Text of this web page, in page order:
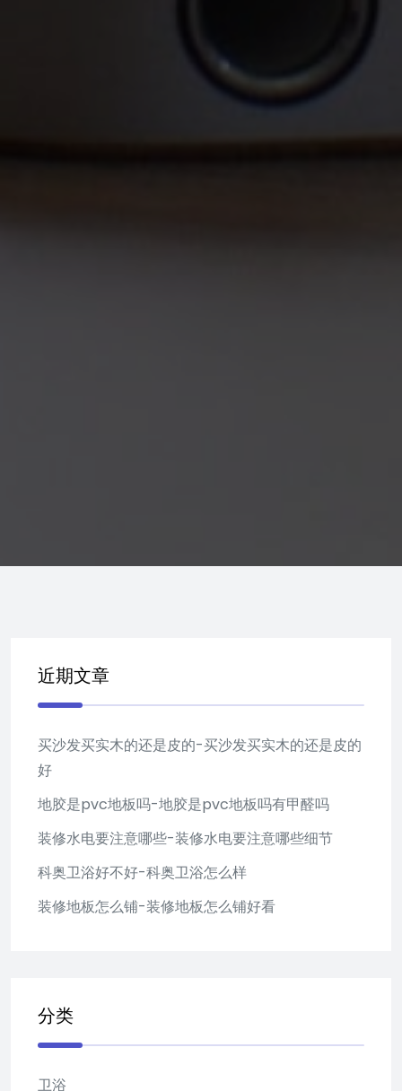
近期文章
买沙发买实木的还是皮的-买沙发买实木的还是皮的
好
地胶是pvc地板吗-地胶是pvc地板吗有甲醛吗
装修水电要注意哪些-装修水电要注意哪些细节
科奥卫浴好不好-科奥卫浴怎么样
装修地板怎么铺-装修地板怎么铺好看
分类
卫浴